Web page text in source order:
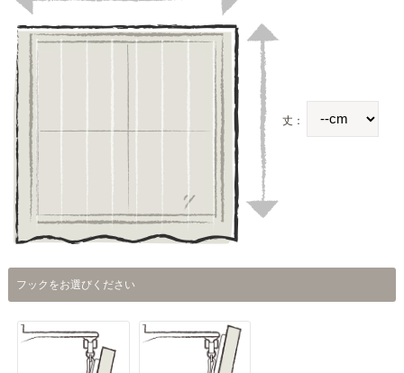
丈：
フックをお選びください